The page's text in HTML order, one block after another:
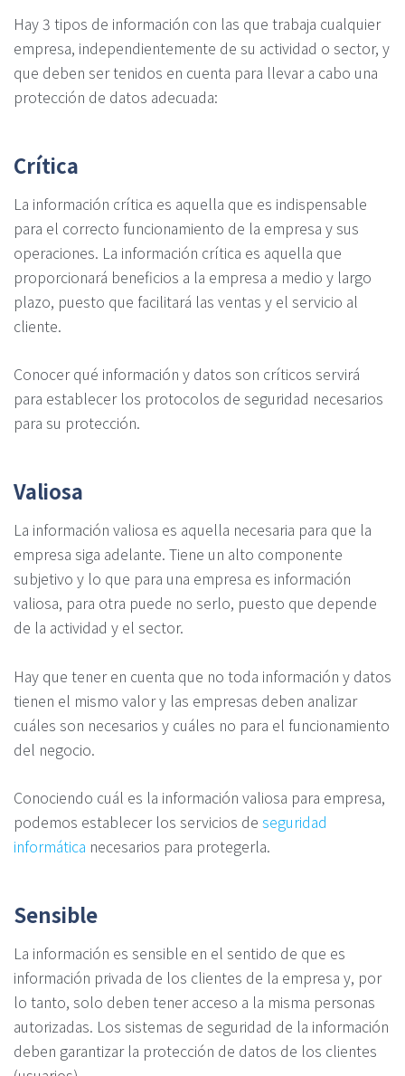
Hay 3 tipos de información con las que trabaja cualquier
empresa, independientemente de su actividad o sector, y
que deben ser tenidos en cuenta para llevar a cabo una
protección de datos adecuada:
Crítica
La información crítica es aquella que es indispensable
para el correcto funcionamiento de la empresa y sus
operaciones. La información crítica es aquella que
proporcionará beneficios a la empresa a medio y largo
plazo, puesto que facilitará las ventas y el servicio al
cliente.
Conocer qué información y datos son críticos servirá
para establecer los protocolos de seguridad necesarios
para su protección.
Valiosa
La información valiosa es aquella necesaria para que la
empresa siga adelante. Tiene un alto componente
subjetivo y lo que para una empresa es información
valiosa, para otra puede no serlo, puesto que depende
de la actividad y el sector.
Hay que tener en cuenta que no toda información y datos
tienen el mismo valor y las empresas deben analizar
cuáles son necesarios y cuáles no para el funcionamiento
del negocio.
Conociendo cuál es la información valiosa para empresa,
podemos establecer los servicios de seguridad
informática necesarios para protegerla.
Sensible
La información es sensible en el sentido de que es
información privada de los clientes de la empresa y, por
lo tanto, solo deben tener acceso a la misma personas
autorizadas. Los sistemas de seguridad de la información
deben garantizar la protección de datos de los clientes